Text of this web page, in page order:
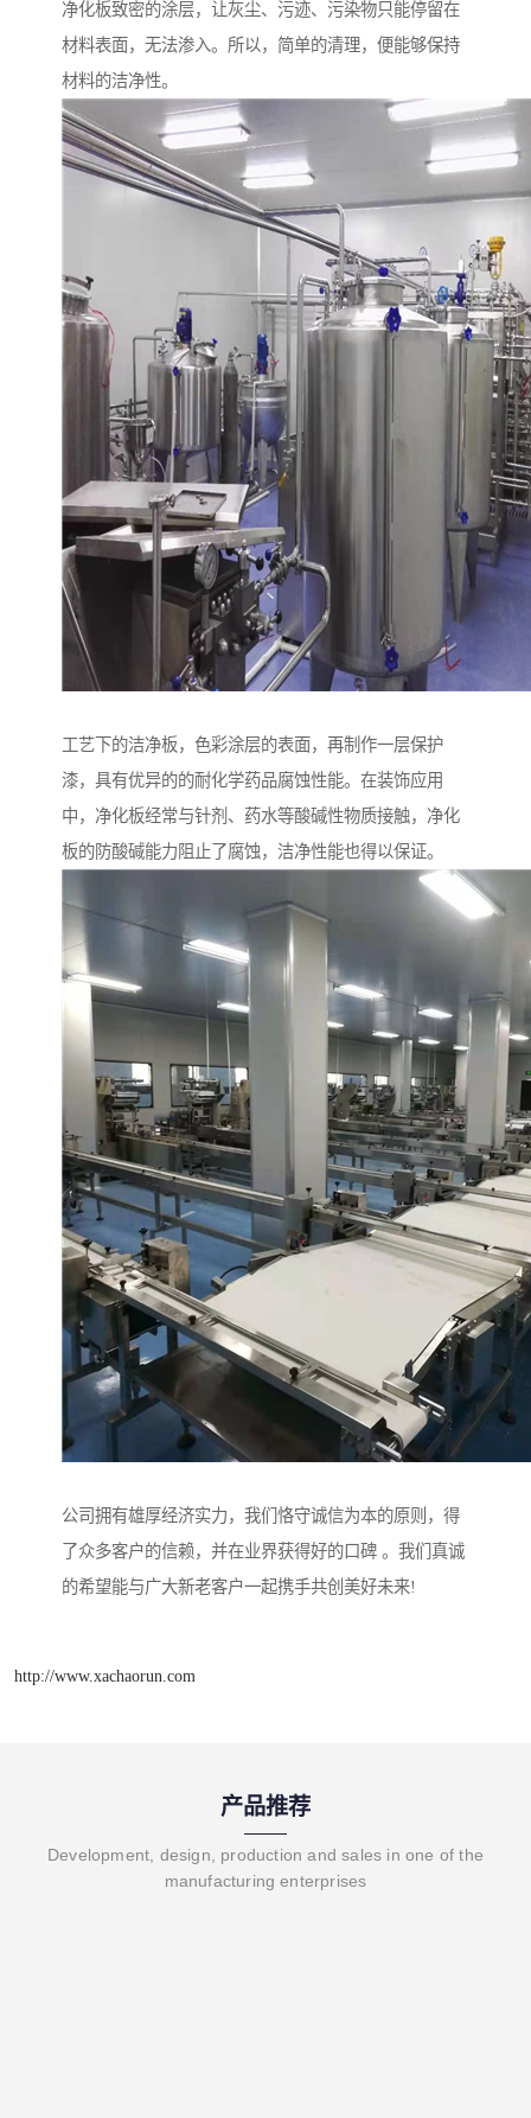
净化板致密的涂层，让灰尘、污迹、污染物只能停留在
材料表面，无法渗入。所以，简单的清理，便能够保持
材料的洁净性。
工艺下的洁净板，色彩涂层的表面，再制作一层保护
漆，具有优异的的耐化学药品腐蚀性能。在装饰应用
中，净化板经常与针剂、药水等酸碱性物质接触，净化
板的防酸碱能力阻止了腐蚀，洁净性能也得以保证。
公司拥有雄厚经济实力，我们恪守诚信为本的原则，得
了众多客户的信赖，并在业界获得好的口碑 。我们真诚
的希望能与广大新老客户一起携手共创美好未来!
http://www.xachaorun.com
产品推荐
Development, design, production and sales in one of the
manufacturing enterprises